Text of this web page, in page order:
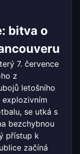
bitva o
7. července
z
letošního
explozivním
se utká s
bezchybnou
přístup k
začíná